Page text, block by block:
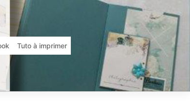
Tuto à imprimer